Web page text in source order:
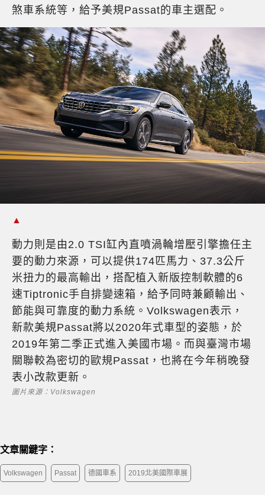
煞車系統等，給予美規Passat的車主選配。
▲
動力則是由2.0 TSI缸內直噴渦輪增壓引擎擔任主
要的動力來源，可以提供174匹馬力、37.3公斤
米扭力的最高輸出，搭配植入新版控制軟體的6
速Tiptronic手自排變速箱，給予同時兼顧輸出、
節能與可靠度的動力系統。Volkswagen表示，
新款美規Passat將以2020年式車型的姿態，於
2019年第二季正式進入美國市場。而與臺灣市場
關聯較為密切的歐規Passat，也將在今年稍晚發
表小改款更新。
圖片來源：Volkswagen
文章關鍵字：
Volkswagen Passat 德國車系 2019北美國際車展